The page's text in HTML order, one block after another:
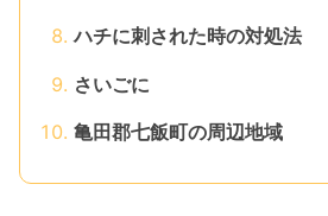
ハチに刺された時の対処法
さいごに
亀田郡七飯町の周辺地域